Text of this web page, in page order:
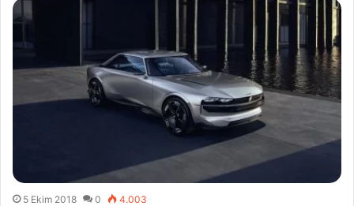
5 Ekim 2018 0 4.003